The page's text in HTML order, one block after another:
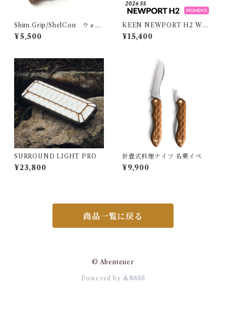
Shim.Grip/ShelCon ウォル
ナット
¥5,500
KEEN NEWPORT H2 WO
MEN キーン ニューポート エ
イチツー ウィメンズ
¥15,400
SURROUND LIGHT PRO
¥23,800
折畳式料理ナイフ 名栗イペ
¥9,900
商品一覧に戻る
© Abenteuer
Powered by